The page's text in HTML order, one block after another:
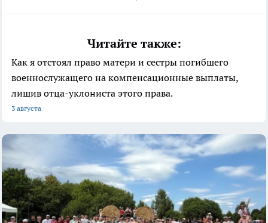
Читайте также:
Как я отстоял право матери и сестры погибшего
военнослужащего на компенсационные выплаты,
лишив отца-уклониста этого права.
3 августа